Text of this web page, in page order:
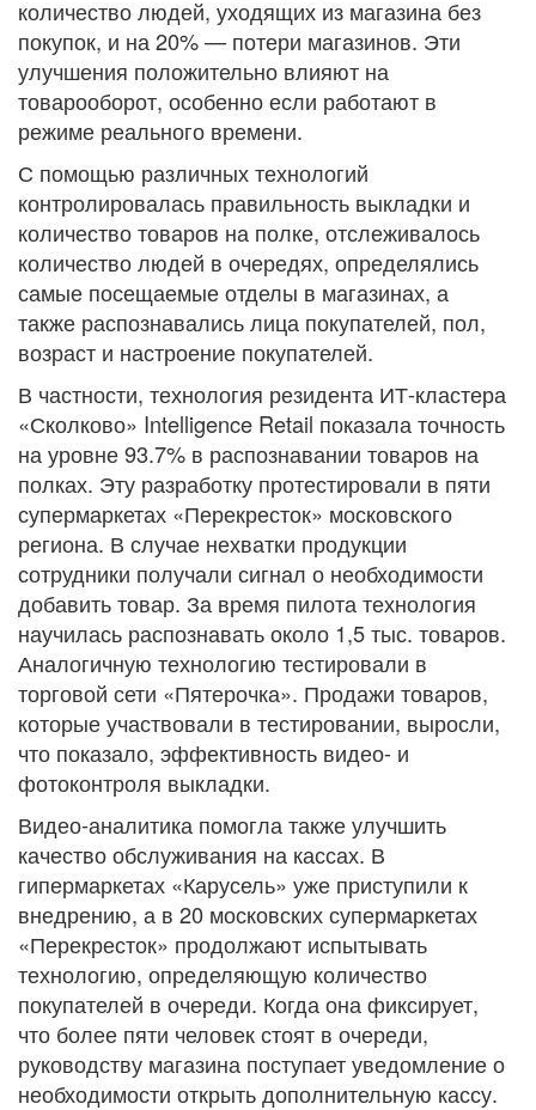
количество людей, уходящих из магазина без
покупок, и на 20% — потери магазинов. Эти
улучшения положительно влияют на
товарооборот, особенно если работают в
режиме реального времени.
С помощью различных технологий
контролировалась правильность выкладки и
количество товаров на полке, отслеживалось
количество людей в очередях, определялись
самые посещаемые отделы в магазинах, а
также распознавались лица покупателей, пол,
возраст и настроение покупателей.
В частности, технология резидента ИТ-кластера
«Сколково» Intelligence Retail показала точность
на уровне 93.7% в распознавании товаров на
полках. Эту разработку протестировали в пяти
супермаркетах «Перекресток» московского
региона. В случае нехватки продукции
сотрудники получали сигнал о необходимости
добавить товар. За время пилота технология
научилась распознавать около 1,5 тыс. товаров.
Аналогичную технологию тестировали в
торговой сети «Пятерочка». Продажи товаров,
которые участвовали в тестировании, выросли,
что показало, эффективность видео- и
фотоконтроля выкладки.
Видео-аналитика помогла также улучшить
качество обслуживания на кассах. В
гипермаркетах «Карусель» уже приступили к
внедрению, а в 20 московских супермаркетах
«Перекресток» продолжают испытывать
технологию, определяющую количество
покупателей в очереди. Когда она фиксирует,
что более пяти человек стоят в очереди,
руководству магазина поступает уведомление о
необходимости открыть дополнительную кассу.